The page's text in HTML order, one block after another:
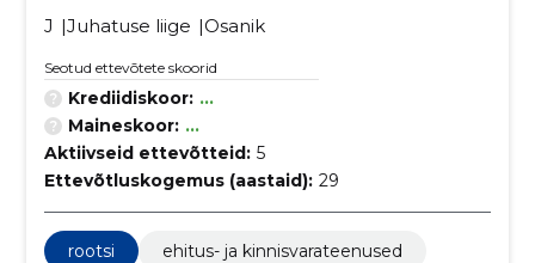
J
Juhatuse liige Osanik
Seotud ettevõtete skoorid
Krediidiskoor: ...
Maineskoor: ...
Aktiivseid ettevõtteid: 5
Ettevõtluskogemus (aastaid): 29
rootsi
ehitus- ja kinnisvarateenused